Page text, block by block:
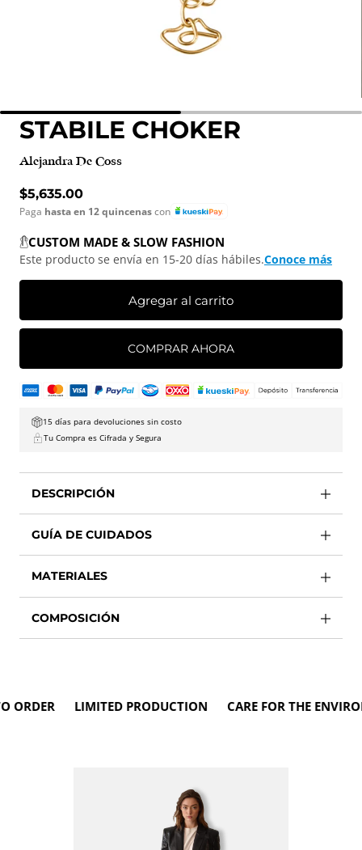
STABILE CHOKER
Alejandra De Coss
Precio normal
$5,635.00
Paga hasta en 12 quincenascon
CUSTOM MADE & SLOW FASHION
Este producto se envía en 15-20 días hábiles.Conoce más
Agregar al carrito
COMPRAR AHORA
15 días para devoluciones sin costo
Tu Compra es Cifrada y Segura
DESCRIPCIÓN
GUÍA DE CUIDADOS
MATERIALES
COMPOSICIÓN
LIMITED PRODUCTION CARE FOR THE